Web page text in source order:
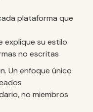
plataforma que
explique su estilo
no escritas
Un enfoque único
no miembros